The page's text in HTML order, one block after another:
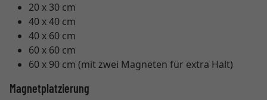
20 x 30 cm
40 x 40 cm
40 x 60 cm
60 x 60 cm
60 x 90 cm (mit zwei Magneten für extra Halt)
Magnetplatzierung